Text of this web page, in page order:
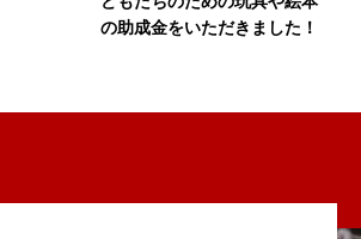
の助成金をいただきました！